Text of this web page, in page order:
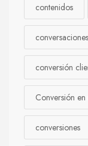
contenidos
conversaciones
conversión
Conversión
conversiones